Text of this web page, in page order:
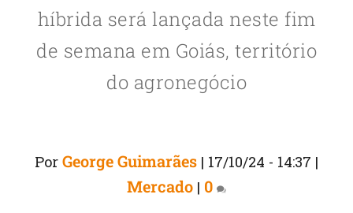
híbrida será lançada neste fim
de semana em Goiás, território
do agronegócio
Por George Guimarães | 17/10/24 - 14:37 |
Mercado | 0